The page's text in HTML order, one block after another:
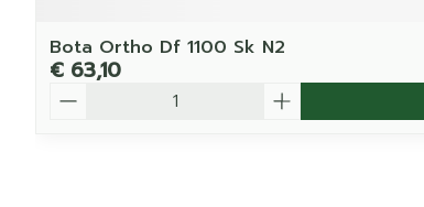
Bota Ortho Df 1100 Sk N2
€ 63,10